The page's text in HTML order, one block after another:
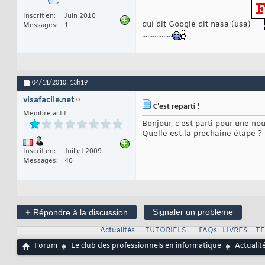
Inscrit en
Juin 2010
Messages
1
qui dit Google dit nasa (usa)
.................
04/11/2010, 13h19
visafacile.net
Membre actif
Inscrit en
Juillet 2009
Messages
40
C'est reparti !
Bonjour, c'est parti pour une
Quelle est la prochaine étape ?
+ Répondre à la discussion
Signaler un problème
Actualités
TUTORIELS FAQs LIVRES
Forum
Le club des professionnels en informatique